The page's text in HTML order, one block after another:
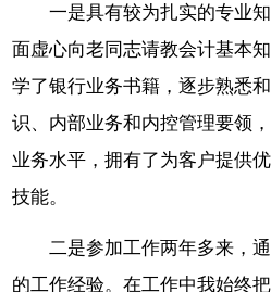
一是具有较为扎实的专业
面虚心向老同志请教会计基本
学了银行业务书籍，逐步熟悉
识、内部业务和内控管理要领
业务水平，拥有了为客户提供
技能。
二是参加工作两年多来，
的工作经验。在工作中我始终